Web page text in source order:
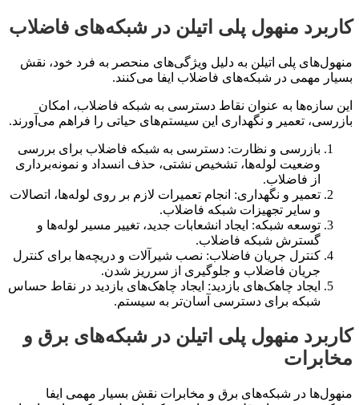
کاربرد منهول پلی اتیلن در شبکه‌های فاضلاب
منهول‌های پلی اتیلن به دلیل ویژگی‌های منحصر به فرد خود، نقش
بسیار مهمی در شبکه‌های فاضلاب ایفا می‌کنند.
این سازه‌ها به عنوان نقاط دسترسی به شبکه فاضلاب، امکان
بازرسی، تعمیر و نگهداری این سیستم‌های حیاتی را فراهم می‌آورند.
بازرسی و نظارت: دسترسی به شبکه فاضلاب برای بررسی
وضعیت لوله‌ها، تشخیص نشتی، حذف انسداد و نمونه‌برداری
از فاضلاب.
تعمیر و نگهداری: انجام تعمیرات لازم بر روی لوله‌ها، اتصالات
و سایر تجهیزات شبکه فاضلاب.
توسعه شبکه: ایجاد انشعابات جدید، تغییر مسیر لوله‌ها و
گسترش شبکه فاضلاب.
کنترل جریان فاضلاب: نصب شیرآلات و دریچه‌ها برای کنترل
جریان فاضلاب و جلوگیری از سرریز شدن.
ایجاد چاهک‌های بازدید: ایجاد چاهک‌های بازدید در نقاط حساس
شبکه برای دسترسی آسان‌تر به سیستم.
کاربرد منهول پلی اتیلن در شبکه‌های برق و
مخابرات
منهول‌ها در شبکه‌های برق و مخابرات نقش بسیار مهمی ایفا